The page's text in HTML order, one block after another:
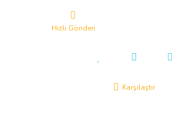
Hızlı Gönderi
Karşılaştır